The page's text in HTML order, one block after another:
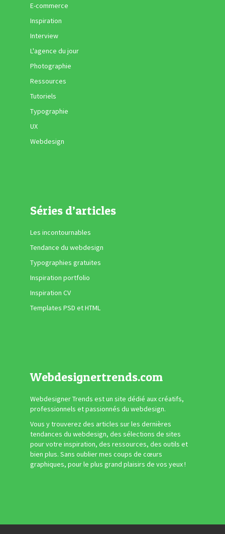
E-commerce
Inspiration
Interview
L'agence du jour
Photographie
Ressources
Tutoriels
Typographie
UX
Webdesign
Séries d’articles
Les incontournables
Tendance du webdesign
Typographies gratuites
Inspiration portfolio
Inspiration CV
Templates PSD et HTML
Webdesignertrends.com
Webdesigner Trends est un site dédié aux créatifs,
professionnels et passionnés du webdesign.
Vous y trouverez des articles sur les dernières
tendances du webdesign, des sélections de sites
pour votre inspiration, des ressources, des outils et
bien plus. Sans oublier mes coups de cœurs
graphiques, pour le plus grand plaisirs de vos yeux !